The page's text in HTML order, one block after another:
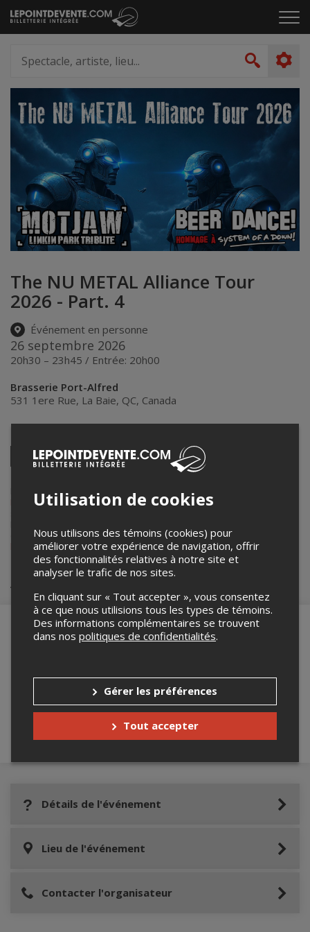
Passer
au
le
artiste,
lieu...
The NU METAL Alliance Tour
2026 - Part. 4
Événement en personne
26 septembre 2026
20h30 – 23h45 / Entrée: 20h00
Brasserie Port-Alfred
531 1ere Rue, La Baie, QC, Canada
Facebook
Twitter
LinkedinPinterestEnvoyer
Lepointdevente.com agit à titre de mandataire pour
dans le cadre de l’affichage en ligne et la vente de billets pour
contacter l’organisateur de l’événement,Les Productions PC
lesproductionspc@gmail.com.
Achat de billets
robot ci-bas.
Détails de l'événement
Lieu de l'événement
Contacter l'organisateur
Utilisation de cookies
Nous utilisons des témoins (cookies) pour
améliorer votre expérience de navigation, offrir
des fonctionnalités relatives à notre site et
analyser le trafic de nos sites.
En cliquant sur « Tout accepter », vous consentez
à ce que nous utilisions tous les types de témoins.
Des informations complémentaires se trouvent
dans nos politiques de confidentialités.
Gérer les préférences
Tout accepter